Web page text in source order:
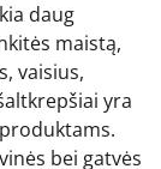
daug
maistą,
vaisius,
yra
bei gatvės